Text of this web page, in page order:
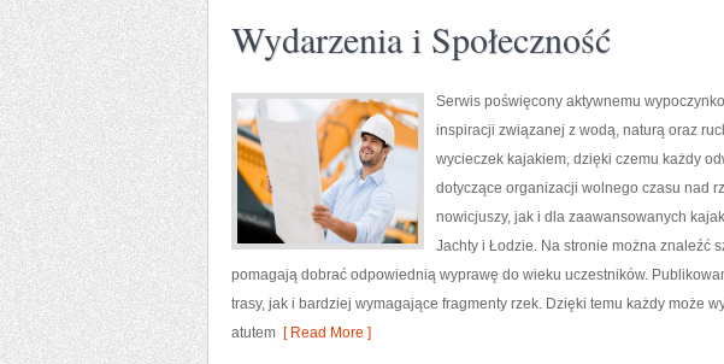
Wydarzenia i Społeczność
Serwis poświęcony aktywnemu
inspiracji związanej z wodą, naturą oraz
wycieczek kajakiem, dzięki czemu każdy
dotyczące organizacji wolnego czasu nad
nowicjuszy, jak i dla zaawansowanych
Jachty i Łodzie. Na stronie można znaleźć
pomagają dobrać odpowiednią wyprawę do wieku uczestników.
trasy, jak i bardziej wymagające fragmenty rzek. Dzięki temu każdy może
atutem [ Read More ]